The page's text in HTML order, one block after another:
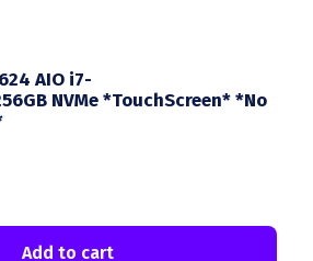
AIO i7-
NVMe *TouchScreen* *No
Add to cart